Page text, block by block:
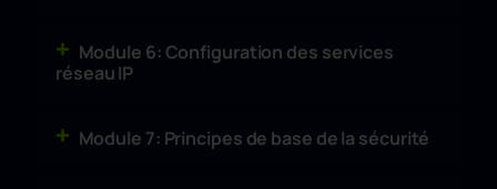
Module 6: Configuration des services
réseau IP
Module 7: Principes de base de la sécurité